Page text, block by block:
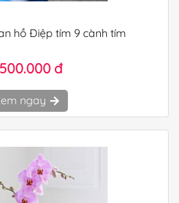
hồ Điệp tím 9 cành tím
đ
ngay